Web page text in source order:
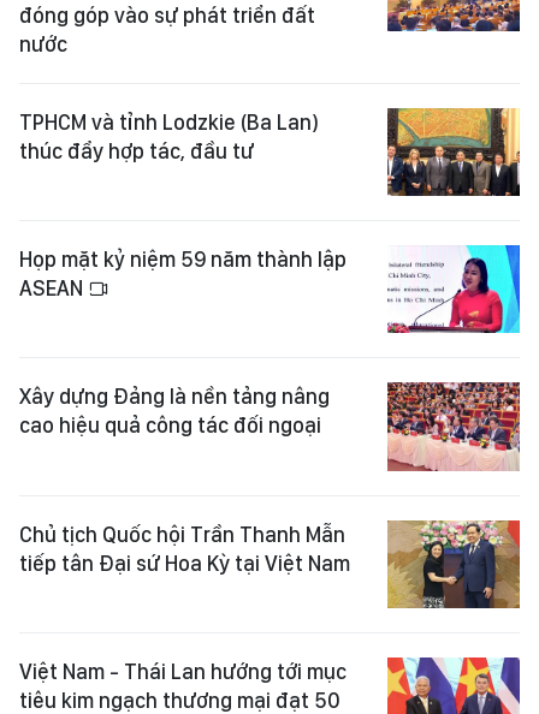
đóng góp vào sự phát triển đất
nước
TPHCM và tỉnh Lodzkie (Ba Lan)
thúc đẩy hợp tác, đầu tư
Họp mặt kỷ niệm 59 năm thành lập
ASEAN
Xây dựng Đảng là nền tảng nâng
cao hiệu quả công tác đối ngoại
Chủ tịch Quốc hội Trần Thanh Mẫn
tiếp tân Đại sứ Hoa Kỳ tại Việt Nam
Việt Nam - Thái Lan hướng tới mục
tiêu kim ngạch thương mại đạt 50